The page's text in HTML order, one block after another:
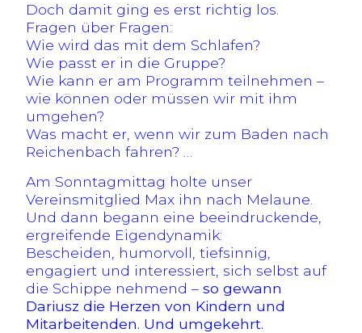
Doch damit ging es erst richtig los.
Fragen über Fragen:
Wie wird das mit dem Schlafen?
Wie passt er in die Gruppe?
Wie kann er am Programm teilnehmen –
wie können oder müssen wir mit ihm
umgehen?
Was macht er, wenn wir zum Baden nach
Reichenbach fahren? …
Am Sonntagmittag holte unser
Vereinsmitglied Max ihn nach Melaune.
Und dann begann eine beeindruckende,
ergreifende Eigendynamik:
Bescheiden, humorvoll, tiefsinnig,
engagiert und interessiert, sich selbst auf
die Schippe nehmend –so gewann
Dariusz die Herzen von Kindern und
Mitarbeitenden. Und umgekehrt.